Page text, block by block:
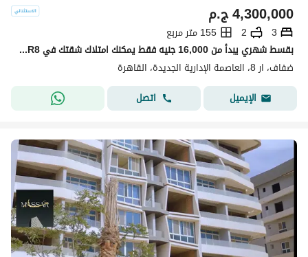
ج.م4,300,000
3
2
155 متر مربع
بقسط شهري يبدأ من 16,000 جنيه فقط يمكنك امتلاك شقتك في Defaf – R8 بالعاصمة الإدارية الجديدة.
ضفاف، ار 8، العاصمة الإدارية الجديدة، القاهرة
الإيميل
اتصل